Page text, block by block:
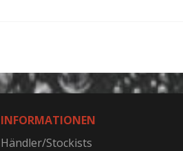
INFORMATIONEN
Händler/Stockists